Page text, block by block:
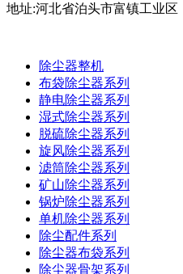
地址:河北省泊头市富镇工业区
除尘器整机
布袋除尘器系列
静电除尘器系列
湿式除尘器系列
脱硫除尘器系列
旋风除尘器系列
滤筒除尘器系列
矿山除尘器系列
锅炉除尘器系列
单机除尘器系列
除尘配件系列
除尘器布袋系列
除尘器骨架系列